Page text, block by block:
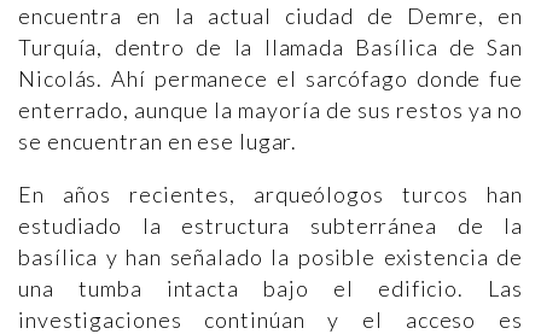
encuentra en la actual ciudad de Demre, en
Turquía, dentro de la llamada Basílica de San
Nicolás. Ahí permanece el sarcófago donde fue
enterrado, aunque la mayoría de sus restos ya no
se encuentran en ese lugar.
En años recientes, arqueólogos turcos han
estudiado la estructura subterránea de la
basílica y han señalado la posible existencia de
una tumba intacta bajo el edificio. Las
investigaciones continúan y el acceso es